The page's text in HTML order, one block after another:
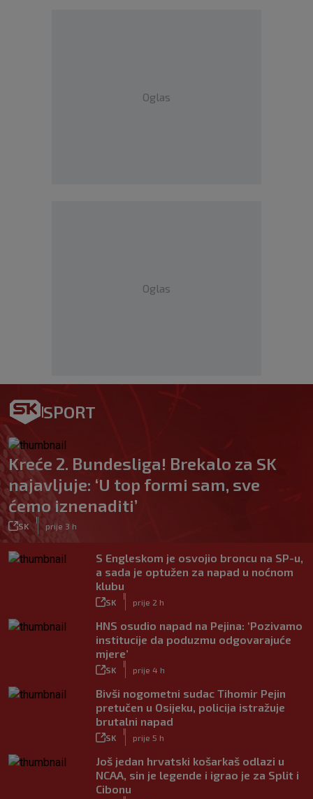
Oglas
Oglas
SPORT
Kreće 2. Bundesliga! Brekalo za SK
najavljuje: ‘U top formi sam, sve
ćemo iznenaditi’
SK prije 3 h
S Engleskom je osvojio broncu na SP-u,
a sada je optužen za napad u noćnom
klubu
SK prije 2 h
HNS osudio napad na Pejina: ‘Pozivamo
institucije da poduzmu odgovarajuće
mjere’
SK prije 4 h
Bivši nogometni sudac Tihomir Pejin
pretučen u Osijeku, policija istražuje
brutalni napad
SK prije 5 h
Još jedan hrvatski košarkaš odlazi u
NCAA, sin je legende i igrao je za Split i
Cibonu